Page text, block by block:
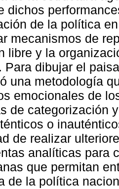
dichos
de la política
mecanismos de
libre y la
Para dibujar el
una metodología
emocionales de
de categorización
o
de realizar
analíticas para
que permitan
de la política